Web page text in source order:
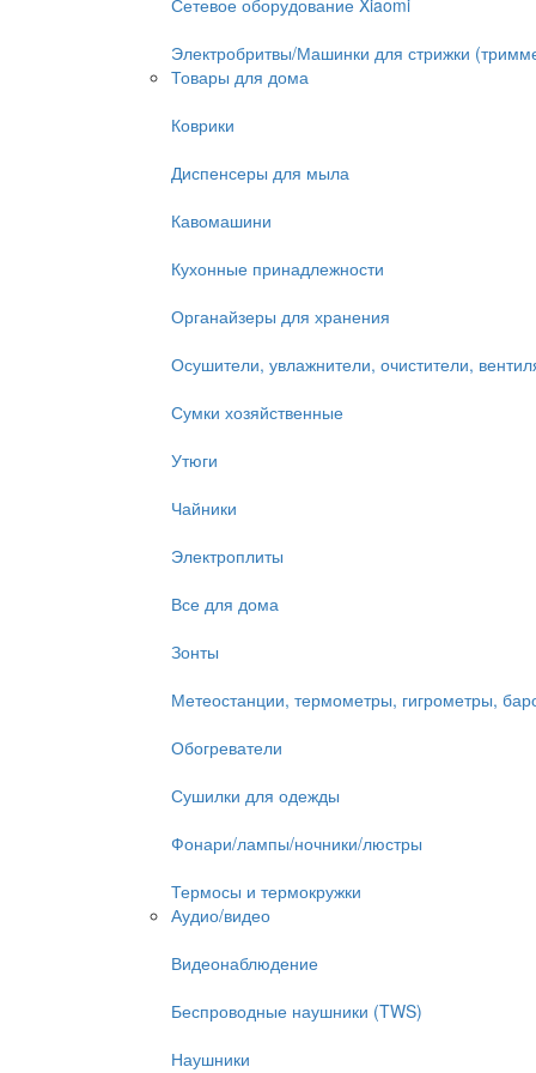
Сетевое оборудование Xiaomi
Электробритвы/Машинки для стрижки
Товары для дома
Коврики
Диспенсеры для мыла
Кавомашини
Кухонные принадлежности
Органайзеры для хранения
Осушители, увлажнители, очистители,
Сумки хозяйственные
Утюги
Чайники
Электроплиты
Все для дома
Зонты
Метеостанции, термометры, гигрометры,
Обогреватели
Сушилки для одежды
Фонари/лампы/ночники/люстры
Термосы и термокружки
Аудио/видео
Видеонаблюдение
Беспроводные наушники (TWS)
Наушники